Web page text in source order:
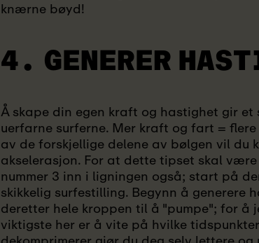
knærne bøyd!
4. GENERER
Å skape din egen kraft og hastighet gir
uerfarne surferne. Mer kraft og fart =
av de forskjellige delene av bølgen vil du
akselerasjon. For at dette tipset skal
nummer 3 inn i ligningen også; start på
skikkelig surfestilling. Begynn å
deretter hele kroppen til å "pumpe"; for å
viktigste her er å vite på hvilke